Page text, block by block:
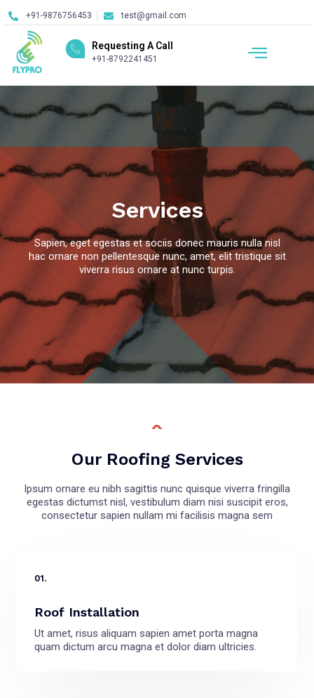
+91-9876756453 test@gmail.com
Requesting A Call
+91-8792241451
Services
Sapien, eget egestas et sociis donec mauris nulla nisl
hac ornare non pellentesque nunc, amet, elit tristique sit
viverra risus ornare at nunc turpis.
Our Roofing Services
Ipsum ornare eu nibh sagittis nunc quisque viverra fringilla
egestas dictumst nisl, vestibulum diam nisi suscipit eros,
consectetur sapien nullam mi facilisis magna sem
01.
Roof Installation
Ut amet, risus aliquam sapien amet porta magna
quam dictum arcu magna et dolor diam ultricies.